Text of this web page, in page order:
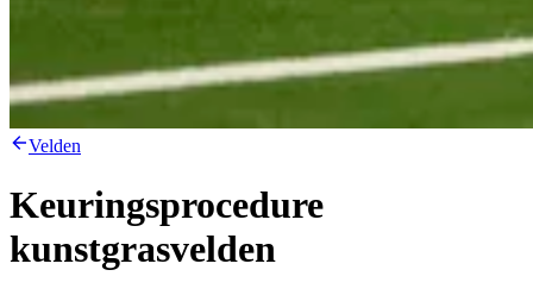
Velden
Keuringsprocedure
kunstgrasvelden